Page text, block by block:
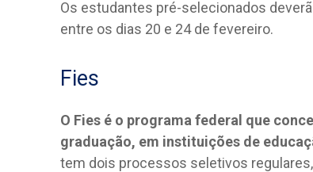
Os estudantes pré-selecionados
entre os dias 20 e 24 de fevereiro.
Fies
O Fies é o programa federal que
graduação, em instituições de
tem dois processos seletivos